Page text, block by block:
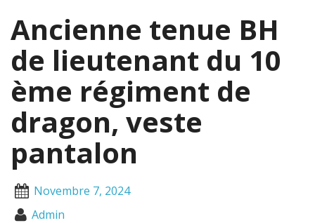
Ancienne tenue BH
de lieutenant du 10
ème régiment de
dragon, veste
pantalon
Novembre 7, 2024
Admin